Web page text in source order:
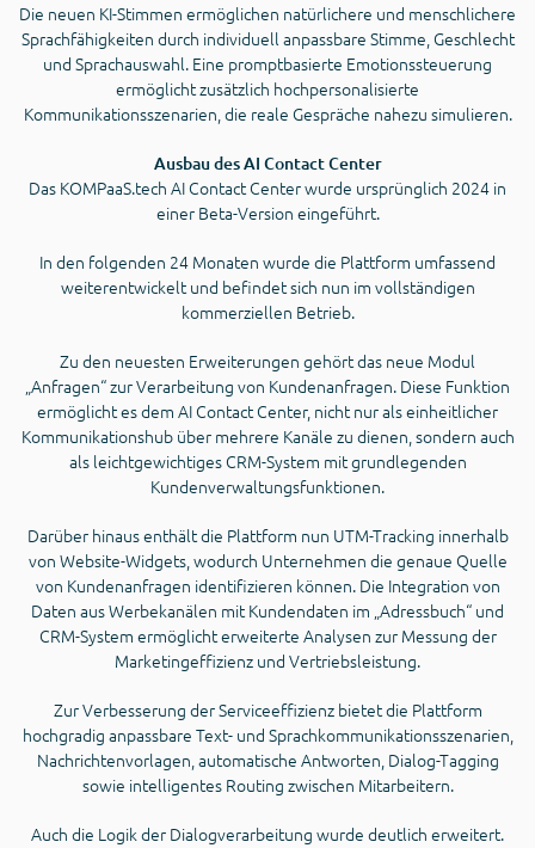
Die neuen KI-Stimmen ermöglichen natürlichere und menschlichere
Sprachfähigkeiten durch individuell anpassbare Stimme, Geschlecht
und Sprachauswahl. Eine promptbasierte Emotionssteuerung
ermöglicht zusätzlich hochpersonalisierte
Kommunikationsszenarien, die reale Gespräche nahezu simulieren.
Ausbau des AI Contact Center
Das KOMPaaS.tech AI Contact Center wurde ursprünglich 2024 in
einer Beta-Version eingeführt.
In den folgenden 24 Monaten wurde die Plattform umfassend
weiterentwickelt und befindet sich nun im vollständigen
kommerziellen Betrieb.
Zu den neuesten Erweiterungen gehört das neue Modul
„Anfragen“ zur Verarbeitung von Kundenanfragen. Diese Funktion
ermöglicht es dem AI Contact Center, nicht nur als einheitlicher
Kommunikationshub über mehrere Kanäle zu dienen, sondern auch
als leichtgewichtiges CRM-System mit grundlegenden
Kundenverwaltungsfunktionen.
Darüber hinaus enthält die Plattform nun UTM-Tracking innerhalb
von Website-Widgets, wodurch Unternehmen die genaue Quelle
von Kundenanfragen identifizieren können. Die Integration von
Daten aus Werbekanälen mit Kundendaten im „Adressbuch“ und
CRM-System ermöglicht erweiterte Analysen zur Messung der
Marketingeffizienz und Vertriebsleistung.
Zur Verbesserung der Serviceeffizienz bietet die Plattform
hochgradig anpassbare Text- und Sprachkommunikationsszenarien,
Nachrichtenvorlagen, automatische Antworten, Dialog-Tagging
sowie intelligentes Routing zwischen Mitarbeitern.
Auch die Logik der Dialogverarbeitung wurde deutlich erweitert.